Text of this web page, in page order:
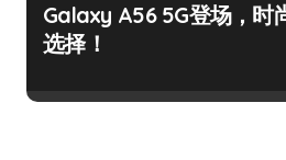
Galaxy A56 5G登场，时
选择！